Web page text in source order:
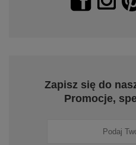
Zapisz się do
Promocje,